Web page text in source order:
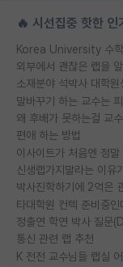
🔥 시선집중 핫한 인
외부에서 괜찮은 랩을
소재분야 석박사 대학
말바꾸기 하는 교수는
편애 하는 방법
이사이트가 처음엔 정말
신생랩가지말라는 이유
정출연 학연 박사 질문
통신 관련 랩 추천
K 전전 교수님들 랩실